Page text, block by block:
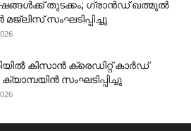
തുടക്കം; ഗ്രാൻഡ് ഖത്മുൽ
സംഘടിപ്പിച്ചു
കിസാൻ ക്രെഡിറ്റ് കാർഡ്
സംഘടിപ്പിച്ചു